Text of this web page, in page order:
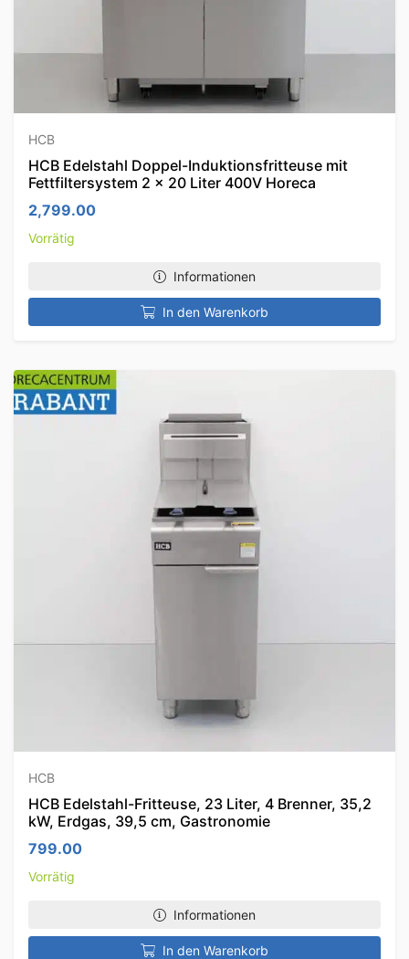
HCB
HCB Edelstahl Doppel-Induktionsfritteuse mit
Fettfiltersystem 2 x 20 Liter 400V Horeca
2,799.00
Vorrätig
Informationen
In den Warenkorb
HCB
HCB Edelstahl-Fritteuse, 23 Liter, 4 Brenner, 35,2
kW, Erdgas, 39,5 cm, Gastronomie
799.00
Vorrätig
Informationen
In den Warenkorb